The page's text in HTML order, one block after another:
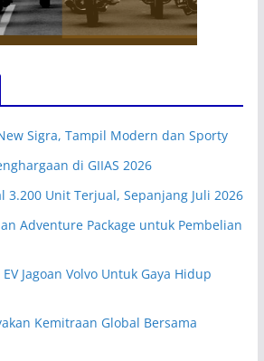
Sigra, Tampil Modern dan Sporty
di GIIAS 2026
3.200 Unit Terjual, Sepanjang Juli 2026
Adventure Package untuk Pembelian
Jagoan Volvo Untuk Gaya Hidup
Kemitraan Global Bersama